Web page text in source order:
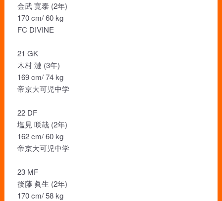
金武 寛泰 (2年)
170 cm/ 60 kg
FC DIVINE
21 GK
木村 漣 (3年)
169 cm/ 74 kg
帝京大可児中学
22 DF
塩見 咲哉 (2年)
162 cm/ 60 kg
帝京大可児中学
23 MF
後藤 眞生 (2年)
170 cm/ 58 kg